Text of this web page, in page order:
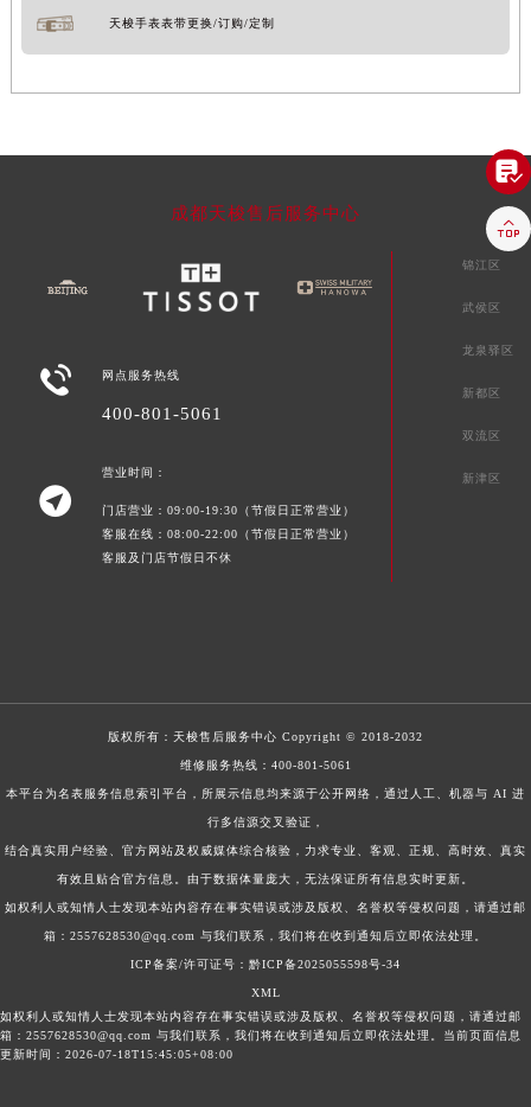
天梭手表表带更换/订购/定制
成都天梭售后服务中心
 网点服务热线
400-801-5061

营业时间：
门店营业：09:00-19:30（节假日正常营业）
客服在线：08:00-22:00（节假日正常营业）
客服及门店节假日不休
锦江区
武侯区
龙泉驿区
新都区
双流区
新津区
版权所有： 天梭售后服务中心 Copyright © 2018-2032
维修服务热线： 400-801-5061
本平台为名表服务信息索引平台，所展示信息均来源于公开网络，通过人工、机器与 AI 进
行多信源交叉验证，
结合真实用户经验、官方网站及权威媒体综合核验，力求专业、客观、正规、高时效、真实
有效且贴合官方信息。由于数据体量庞大，无法保证所有信息实时更新。
如权利人或知情人士发现本站内容存在事实错误或涉及版权、名誉权等侵权问题，请通过邮
箱：2557628530@qq.com 与我们联系，我们将在收到通知后立即依法处理。
ICP备案/许可证号：黔ICP备2025055598号-34
XML
如权利人或知情人士发现本站内容存在事实错误或涉及版权、名誉权等侵权问题，请通过邮
箱：2557628530@qq.com 与我们联系，我们将在收到通知后立即依法处理。当前页面信息
更新时间：2026-07-18T15:45:05+08:00

